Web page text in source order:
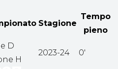
Stagione
Tempo
pieno
D
H
2023-24 0'